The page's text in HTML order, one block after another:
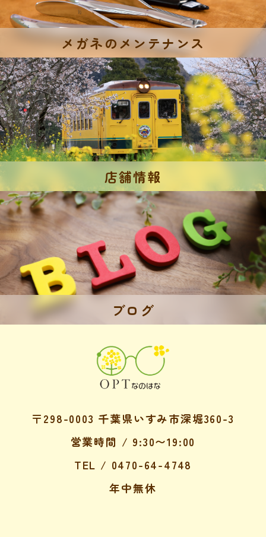
メガネのメンテナンス
店舗情報
ブログ
〒298-0003 千葉県いすみ市深堀360-3
営業時間 / 9:30〜19:00
TEL / 0470-64-4748
年中無休